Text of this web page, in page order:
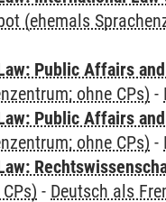
(ehemals
Public Affairs
ohne CPs) -
Public Affairs
ohne CPs) -
- Deutsch als